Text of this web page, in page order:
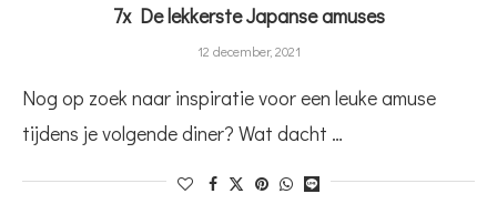
7x De lekkerste Japanse amuses
12 december, 2021
Nog op zoek naar inspiratie voor een leuke amuse
tijdens je volgende diner? Wat dacht …